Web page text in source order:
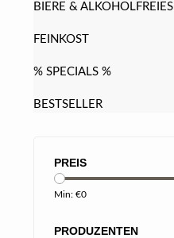
PREIS
Min: €0
PRODUZENTEN
BIERE & ALKOHOLFREIES
FEINKOST
% SPECIALS %
BESTSELLER